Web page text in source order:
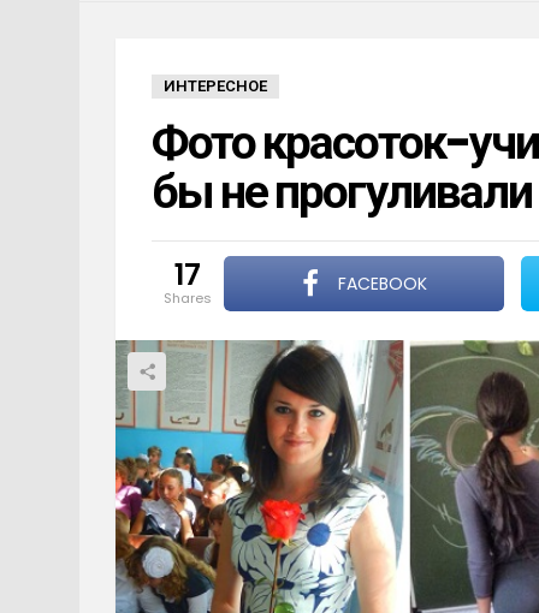
ИНТЕРЕСНОЕ
Фото красоток-
бы не прогуливали
17
shares
FACEBOOK